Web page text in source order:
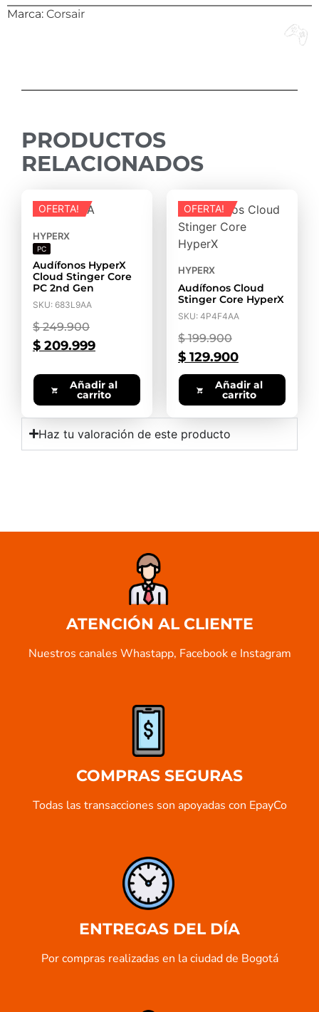
Marca: Corsair
PRODUCTOS
RELACIONADOS
OFERTA!
HYPERX
PC
Audífonos HyperX
Cloud Stinger Core
PC 2nd Gen
SKU: 683L9AA
$249.900
$ 209.999
Añadir al
carrito
OFERTA!
HYPERX
Audífonos Cloud
Stinger Core HyperX
SKU: 4P4F4AA
$199.900
$ 129.900
Añadir al
carrito
Haz tu valoración de este producto
ATENCIÓN AL CLIENTE
Nuestros canales Whastapp, Facebook e Instagram
COMPRAS SEGURAS
Todas las transacciones son apoyadas con EpayCo
ENTREGAS DEL DÍA
Por compras realizadas en la ciudad de Bogotá